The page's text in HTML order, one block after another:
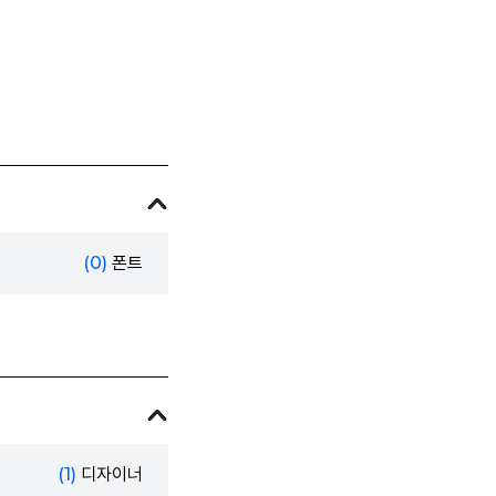
(0) 폰트
(1) 디자이너